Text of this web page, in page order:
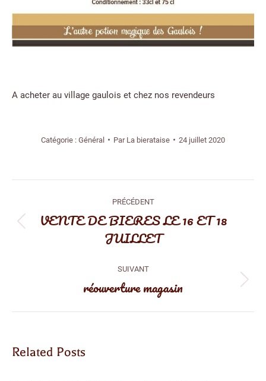
A acheter au village gaulois et chez nos revendeurs
Catégorie : Général Par La bierataise 24 juillet 2020
article
PRÉCÉDENT
Article
précédent
VENTE DE BIERES LE 16 ET 18
JUILLET
SUIVANT
Article
réouverture magasin
Related Posts